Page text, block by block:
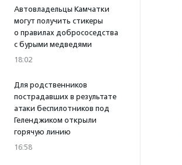
Автовладельцы Камчатки
могут получить стикеры
о правилах добрососедства
с бурыми медведями
18:02
Для родственников
пострадавших в результате
атаки беспилотников под
Геленджиком открыли
горячую линию
16:58